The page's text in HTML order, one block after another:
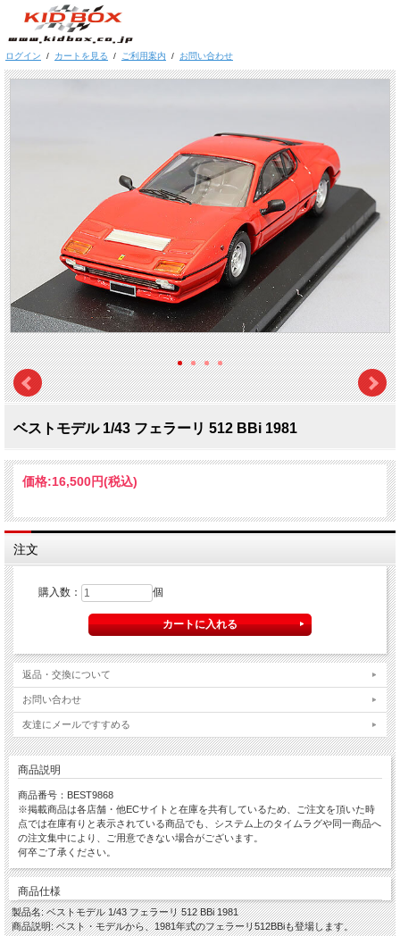
ログイン / カートを見る / ご利用案内 / お問い合わせ
ベストモデル 1/43 フェラーリ 512 BBi 1981
価格:16,500円(税込)
注文
購入数： 個
返品・交換について
お問い合わせ
友達にメールですすめる
商品説明
商品番号：BEST9868
※掲載商品は各店舗・他ECサイトと在庫を共有しているため、ご注文を頂いた時
点では在庫有りと表示されている商品でも、システム上のタイムラグや同一商品へ
の注文集中により、ご用意できない場合がございます。
何卒ご了承ください。
商品仕様
製品名: ベストモデル 1/43 フェラーリ 512 BBi 1981
商品説明: ベスト・モデルから、1981年式のフェラーリ512BBiも登場します。